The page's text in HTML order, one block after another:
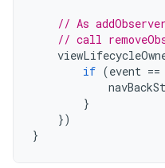
// As
// call
if (event ==
}
})
}